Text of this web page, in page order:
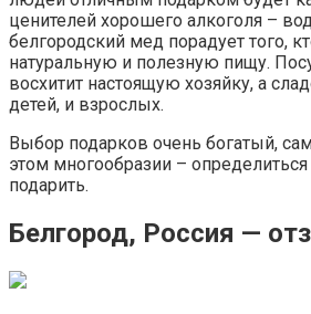
ценителей хорошего алкоголя –
белгородский мед порадует того,
натуральную и полезную пищу.
восхитит настоящую хозяйку, а
детей, и взрослых.
Выбор подарков очень богатый,
этом многообразии –
подарить.
Белгород, Россия —